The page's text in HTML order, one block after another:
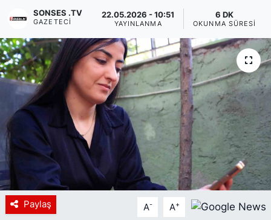
SONSES .TV
GAZETECI
22.05.2026 - 10:51
YAYINLANMA
6 DK
OKUNMA SÜRESI
Paylaş A- A+
Tanıtım